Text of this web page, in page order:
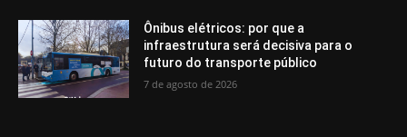
Ônibus elétricos: por que a
infraestrutura será decisiva para o
futuro do transporte público
7 de agosto de 2026